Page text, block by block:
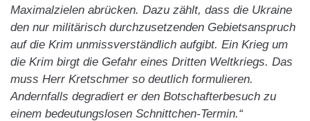
Maximalzielen abrücken. Dazu zählt, dass die Ukraine
den nur militärisch durchzusetzenden Gebietsanspruch
auf die Krim unmissverständlich aufgibt. Ein Krieg um
die Krim birgt die Gefahr eines Dritten Weltkriegs. Das
muss Herr Kretschmer so deutlich formulieren.
Andernfalls degradiert er den Botschafterbesuch zu
einem bedeutungslosen Schnittchen-Termin.“